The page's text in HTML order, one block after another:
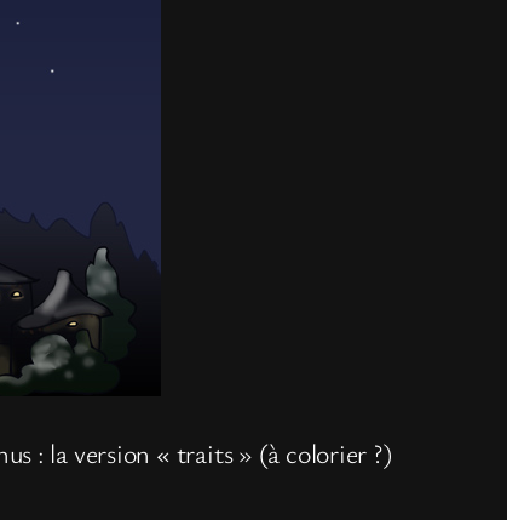
: la version « traits » (à colorier ?)